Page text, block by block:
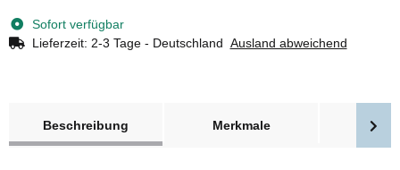
Sofort verfügbar
Lieferzeit: 2-3 Tage - Deutschland Ausland abweichend
Beschreibung
Merkmale